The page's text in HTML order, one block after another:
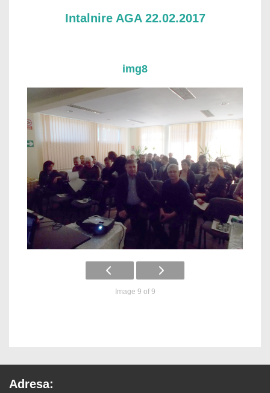
Intalnire AGA 22.02.2017
img8
Image 9 of 9
Adresa: